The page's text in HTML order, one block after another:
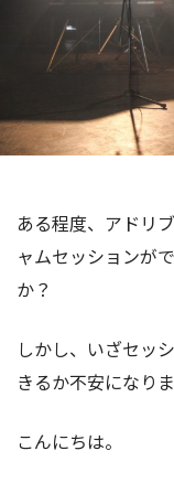
ある程度、アドリ
ャムセッションが
か？
しかし、いざセッ
きるか不安になりま
こんにちは。